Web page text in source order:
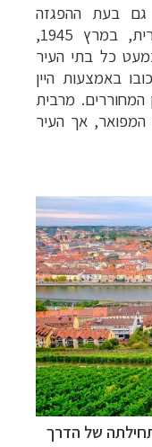
גם בעת ההפגזה
האווירית הקשה על ידי בנות הברית, במרץ 1945,
כל בתי העיר
באמצעות היין
המחוררים. מרבית
אך העיר
תחילתה של הדרך